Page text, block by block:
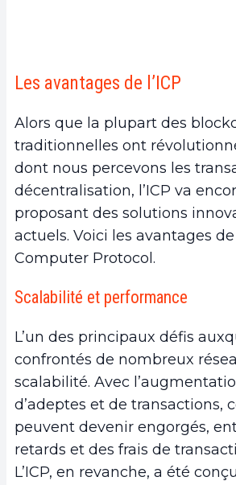
L’avenir de l’ICP et de la
a. Les développements futurs
Comment l’ICP pourrait-il
la technologie blockchain ?
Les opportunités pour les
développeurs et les entreprises
6. Conclusion
Les avantages de l’ICP
Alors que la plupart des
traditionnelles ont
dont nous percevons les
décentralisation, l’ICP va
proposant des solutions
actuels. Voici les avantages
Computer Protocol.
Scalabilité et performance
L’un des principaux défis
confrontés de nombreux
scalabilité. Avec
d’adeptes et de transactions,
peuvent devenir engorgés,
retards et des frais de
L’ICP, en revanche, a été